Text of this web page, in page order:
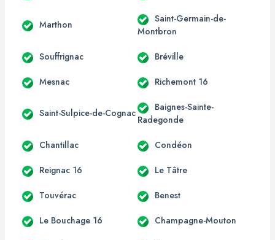
Marthon
Saint-Germain-de-
Montbron
Souffrignac Bréville
Mesnac Richemont 16
Saint-Sulpice-de-Cognac
Baignes-Sainte-
Radegonde
Chantillac Condéon
Reignac 16 Le Tâtre
Touvérac Benest
Le Bouchage 16 Champagne-Mouton